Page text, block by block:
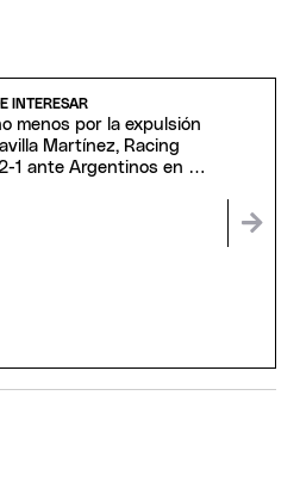
INTERESAR
menos por la expulsión
Martínez, Racing
1 ante Argentinos en La